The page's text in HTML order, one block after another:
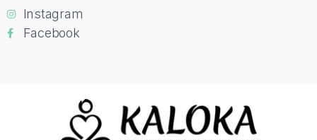
Instagram
Facebook